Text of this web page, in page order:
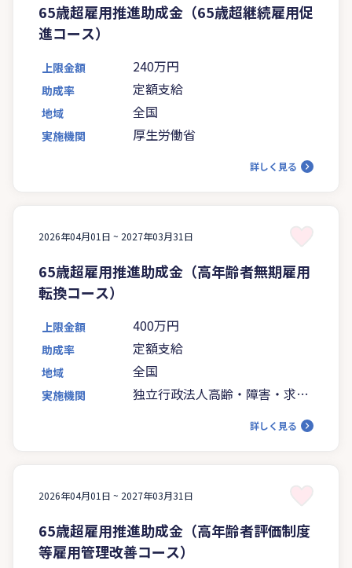
65歳超雇用推進助成金（65歳超継続雇用促
進コース）
上限金額 240万円
助成率 定額支給
地域 全国
実施機関 厚生労働省
詳しく見る
2026年04月01日 ~ 2027年03月31日
65歳超雇用推進助成金（高年齢者無期雇用
転換コース）
上限金額 400万円
助成率 定額支給
地域 全国
実施機関
独立行政法人高齢・障害・求職
詳しく見る
2026年04月01日 ~ 2027年03月31日
65歳超雇用推進助成金（高年齢者評価制度
等雇用管理改善コース）